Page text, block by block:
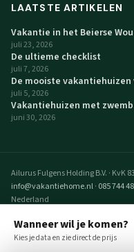
Wanneer wil je komen?
Kies je data en zie direct de prijs
LAATSTE ARTIKELEN
Vakantie in het Beierse
juli 23, 2026
De ultieme checklist
juli 7, 2026
De mooiste
juli 5, 2026
Vakantiehuizen met
juni 30, 2026
Ailurus Fulgens Holding B.V. · KvK
info@vakantiehome.nl· 085 744
Nederland
© 2026 VakantieHome
VakantieHome is een